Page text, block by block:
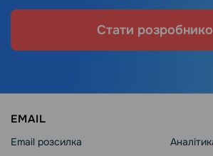
Стати
EMAIL
Email розсилка